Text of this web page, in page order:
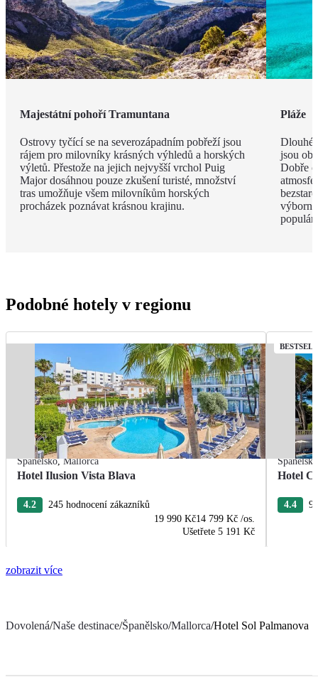
Majestátní pohoří Tramuntana
Ostrovy tyčící se na severozápadním pobřeží jsou
rájem pro milovníky krásných výhledů a horských
výletů. Přestože na jejich nejvyšší vrchol Puig
Major dosáhnou pouze zkušení turisté, množství
tras umožňuje všem milovníkům horských
procházek poznávat krásnou krajinu.
Pláže
Dlouhé
jsou
Dobře
Podobné hotely v regionu
Španělsko,Mallorca
Hotel Ilusion Vista Blava
4.2
245 hodnocení zákazníků
19 990 Kč14 799 Kč /os.
Ušetřete 5 191 Kč
Španělsko
Hotel
4.4
zobrazit více
Dovolená/Naše destinace/Španělsko/Mallorca/Hotel Sol Palmanova